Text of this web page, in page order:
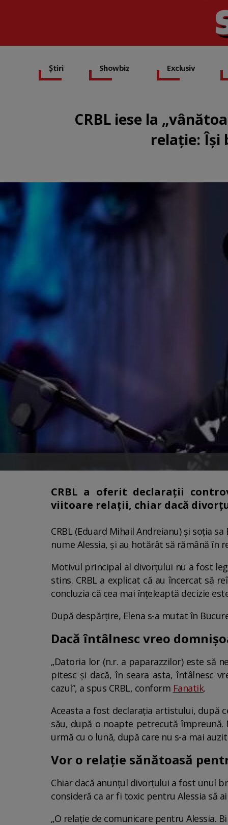
Știri Showbiz Exclusiv
CRBL iese la
relație: Își
CRBL a oferit declarații
viitoare relații, chiar dacă
CRBL (Eduard Mihail Andreianu) și soția
nume Alessia, și au hotărât să rămână
Motivul principal al divorțului nu a fost
stins. CRBL a explicat că au încercat să
concluzia că cea mai înțeleaptă decizie
După despărțire, Elena s-a mutat în
Dacă întâlnesc vreo
​„Datoria lor (n.r. a paparazzilor) este să
pitesc și dacă, în seara asta, întâlnesc
cazul”, a spus CRBL, conform Fanatik.
Aceasta a fost declarația artistului, după
său, după o noapte petrecută împreună.
urmă cu o lună, după care nu s-a mai
Vor o relație sănătoasă
Chiar dacă anunțul divorțului a fost unul
consideră ca ar fi toxic pentru Alessia să
„O relație de comunicare pentru Alessia.